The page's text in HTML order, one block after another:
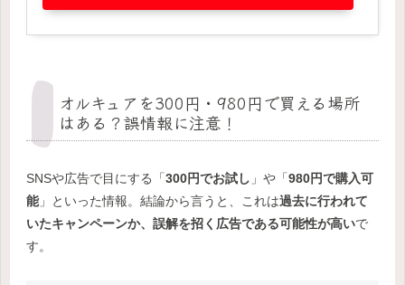
オルキュアを300円・980円で買える場所
はある？誤情報に注意！
SNSや広告で目にする「300円でお試し 」や「980円で購入可
能」といった情報。結論から言うと、これは過去に行われて
いたキャンペーンか、誤解を招く広告である可能性が高いで
す。